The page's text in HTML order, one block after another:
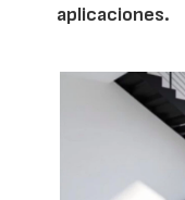
aplicaciones.